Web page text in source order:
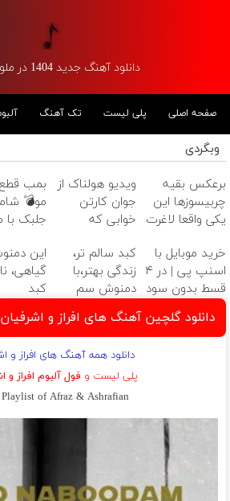
دانلود آهنگ جدید 1404 در ملودی مانیا
صفحه اصلی پلی لیست تک آهنگ
وبگردی
برعکس بقیه
چربیسوزها این
یکی واقعا لاغرت
خرید پودر
جلبک)
ویدیو هولناک از
جوان کارتن
خوابی که
آموزش رایگان
بمب
مو💣
جلبک با
خرید موبایل با
اسنپ پی | در ۴
قسط بدون سود
و کارمزد!
کبد سالم تر،
زندگی بهتر،با
دمنوش سم
زدا(بزن و با
تخفیف بخر)
این
گیاهی،
کبد
دانلود گلچین آهنگ های افراز و اشرفیان
دانلود همه آهنگ های افراز و
پلی لیست و فول آلبوم افراز و
of Afraz & Ashrafian